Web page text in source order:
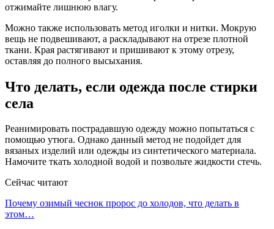
отжимайте лишнюю влагу.
Можно также использовать метод иголки и нитки. Мокрую
вещь не подвешивают, а раскладывают на отрезе плотной
ткани. Края растягивают и пришивают к этому отрезу,
оставляя до полного высыхания.
Что делать, если одежда после стирки
села
Реанимировать пострадавшую одежду можно попытаться с
помощью утюга. Однако данный метод не подойдет для
вязаных изделий или одежды из синтетического материала.
Намочите ткать холодной водой и позвольте жидкости стечь.
Сейчас читают
Почему озимый чеснок пророс до холодов, что делать в
этом…